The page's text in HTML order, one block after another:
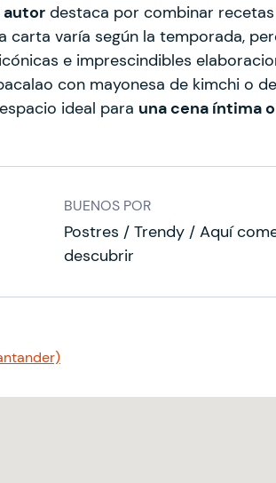
autor destaca por combinar
varía según la temporada,
e imprescindibles
con mayonesa de kimchi o
ideal para una cena íntima
BUENOS POR
Postres / Trendy / Aquí
descubrir